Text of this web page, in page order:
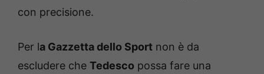
con precisione.
Per la Gazzetta dello Sport non è da
escludere che Tedesco possa fare una